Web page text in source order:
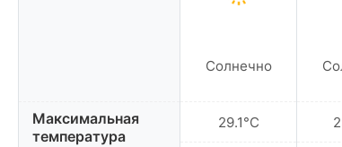
Максимальная
температура
Солнечно
29.1°C